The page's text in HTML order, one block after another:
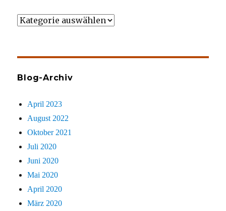
Wer
Blog-Archiv
April 2023
August 2022
Oktober 2021
Juli 2020
Juni 2020
Mai 2020
April 2020
März 2020